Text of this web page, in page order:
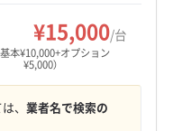
郡板野町
郡つるぎ町
(香川県) 高松市
¥15,000/台
基本¥10,000+オプション
¥5,000）
、 業者名で検索の